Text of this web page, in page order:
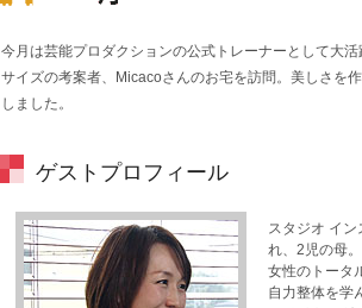
今月は芸能プロダクションの公式トレーナーとして大
サイズの考案者、Micacoさんのお宅を訪問。美しさを
しました。
ゲストプロフィール
スタジオ イ
れ、2児の母。
女性のトータ
自力整体を学